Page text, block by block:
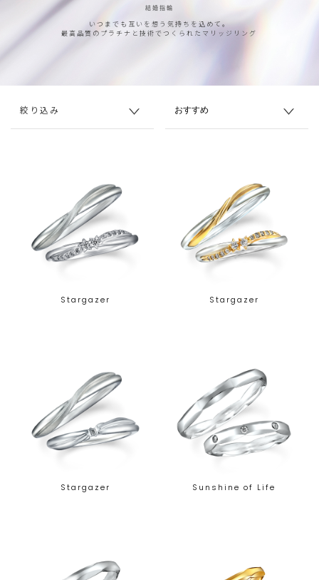
結婚指輪
いつまでも互いを想う気持ちを込めて。
最高品質のプラチナと技術でつくられたマリッジリング
絞り込み
Stargazer Stargazer
Stargazer Sunshine of Life